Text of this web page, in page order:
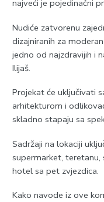
najveći je pojedinačni
Nudiće zatvorenu
dizajniranih za
jedno od najzdravijih i
Ilijaš.
Projekat će uključivati
arhitekturom i
skladno stapaju sa
Sadržaji na lokaciji
supermarket,
hotel sa pet zvjezdica.
Kako navode iz ove